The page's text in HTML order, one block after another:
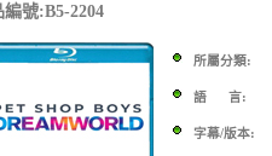
編號:B5-2204
所屬分類:
語 言:
字幕/版本: